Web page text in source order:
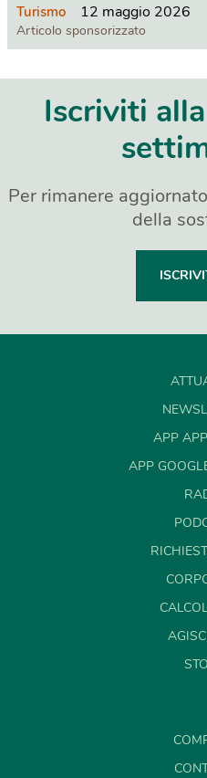
Turismo 12 maggio 2026
Articolo sponsorizzato
Iscriviti
Per rimanere
della
APP
APP